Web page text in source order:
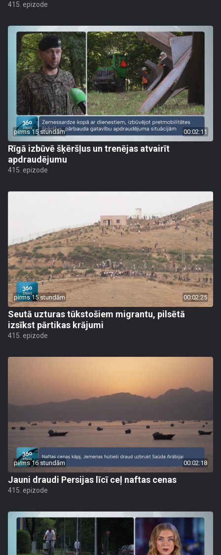
415. epizode
pirms 15 stundām 00:02:11
Rīgā izbūvē šķēršļus un trenējas atvairīt
apdraudējumu
415. epizode
pirms 15 stundām 00:02:25
Seutā uzturas tūkstošiem migrantu, pilsētā
izsīkst pārtikas krājumi
415. epizode
pirms 16 stundām 00:02:18
Jauni draudi Persijas līcī ceļ naftas cenas
415. epizode